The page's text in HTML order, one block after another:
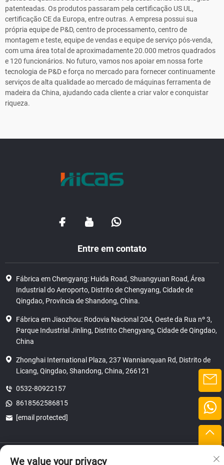
patenteadas. Os produtos passaram pela certificação US UL,
certificação CE da Europa, entre outras. A empresa possui sua
própria equipe de P&D, centro de processamento, centro de
montagem e teste, equipe de vendas e equipe de serviço pós-venda,
com uma área total de aproximadamente 20.000 metros quadrados
e 120 funcionários. No futuro, vamos nos apoiar em nossa forte
tecnologia de P&D e força no mercado para fornecer continuamente
serviços de alta qualidade ao mercado de máquinas ferramenta de
madeira da China, ajudando cada cliente a criar valor e conquistar
riqueza.
Entre em contato
Fábrica em Chengyang: Huida Road, Shuangyuan Road, Área
Industrial do Aeroporto, Distrito de Chengyang, Cidade de
Qingdao, Província de Shandong, China.
Fábrica em Jiaozhou: Rodovia Nacional 204, Oeste da Rua nº 3,
Parque Industrial Jinling, Distrito Chengyang, Cidade de Qingdao,
China
Zhonghai International Plaza, 237 Wannianquan Rd, Distrito de
Licang, Qingdao, Shandong, China, 266121
0532-80922157
8618562586815
[email protected]
We value your privacy